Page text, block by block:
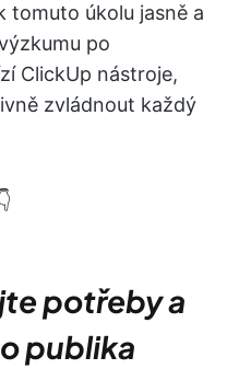
tomuto úkolu jasně a
po
ClickUp nástroje,
zvládnout každý
potřeby a
publika